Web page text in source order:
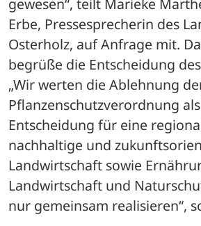
Erbe, Pressesprecherin des
Osterholz, auf Anfrage mit.
begrüße die Entscheidung
„Wir werten die Ablehnung
Pflanzenschutzverordnung
Entscheidung für eine
nachhaltige und
Landwirtschaft sowie
Landwirtschaft und
nur gemeinsam realisieren“,